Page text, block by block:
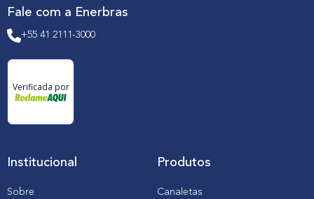
Fale com a Enerbras
+55 41 2111-3000
Verificada por
Institucional
Sobre
Produtos
Canaletas